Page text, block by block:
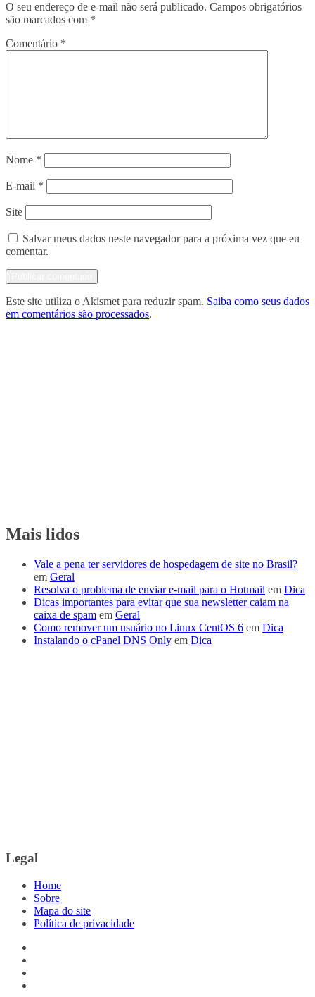
O seu endereço de e-mail não será publicado. Campos obrigatórios
são marcados com *
Comentário *
Nome *
E-mail *
Site
Salvar meus dados neste navegador para a próxima vez que eu
comentar.
Este site utiliza o Akismet para reduzir spam. Saiba como seus dados
em comentários são processados.
Mais lidos
Vale a pena ter servidores de hospedagem de site no Brasil?
em Geral
Resolva o problema de enviar e-mail para o Hotmail em Dica
Dicas importantes para evitar que sua newsletter caiam na
caixa de spam em Geral
Como remover um usuário no Linux CentOS 6 em Dica
Instalando o cPanel DNS Only em Dica
Legal
Home
Sobre
Mapa do site
Política de privacidade